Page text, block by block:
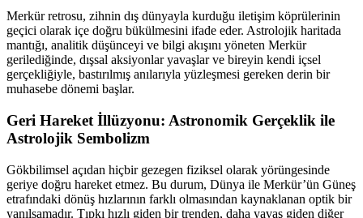
Merkür retrosu, zihnin dış dünyayla kurduğu iletişim köprülerinin
geçici olarak içe doğru bükülmesini ifade eder. Astrolojik haritada
mantığı, analitik düşünceyi ve bilgi akışını yöneten Merkür
gerilediğinde, dışsal aksiyonlar yavaşlar ve bireyin kendi içsel
gerçekliğiyle, bastırılmış anılarıyla yüzleşmesi gereken derin bir
muhasebe dönemi başlar.
Geri Hareket İllüzyonu: Astronomik Gerçeklik ile
Astrolojik Sembolizm
Gökbilimsel açıdan hiçbir gezegen fiziksel olarak yörüngesinde
geriye doğru hareket etmez. Bu durum, Dünya ile Merkür’ün Güneş
etrafındaki dönüş hızlarının farklı olmasından kaynaklanan optik bir
yanılsamadır. Tıpkı hızlı giden bir trenden, daha yavaş giden diğer